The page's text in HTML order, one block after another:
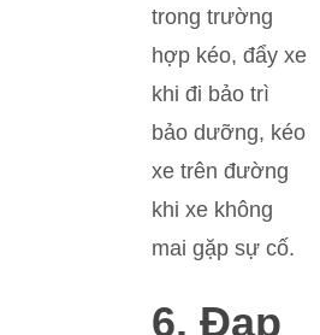
trong trường
hợp kéo, đẩy xe
khi đi bảo trì
bảo dưỡng, kéo
xe trên đường
khi xe không
mai gặp sự cố.
6. Đạp